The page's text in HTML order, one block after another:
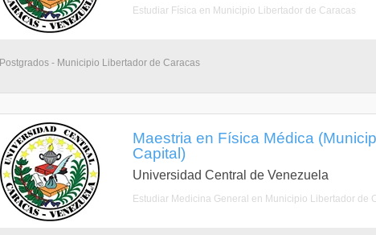
Estudiar Física en Municipio Libertador de Caracas
Postgrados - Municipio Libertador de Caracas
Maestria en Física Médica
Capital)
Universidad Central de Venezuela
Estudiar Medicina General en Municipio Libertador de